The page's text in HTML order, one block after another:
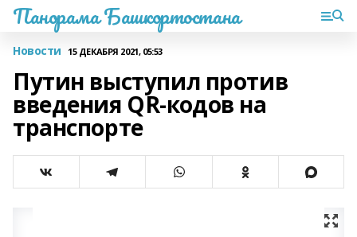
Панорама Башкортостана
Новости 15 ДЕКАБРЯ 2021, 05:53
Путин выступил против
введения QR-кодов на
транспорте